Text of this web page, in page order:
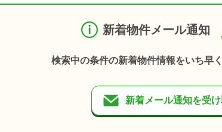
新着物件メール通知
検索中の条件の新着物件情報をいち早
新着メール通知を受